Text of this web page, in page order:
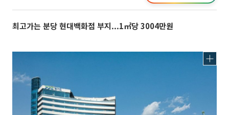
최고가는 분당 현대백화점 부지...1㎡당 3004만원